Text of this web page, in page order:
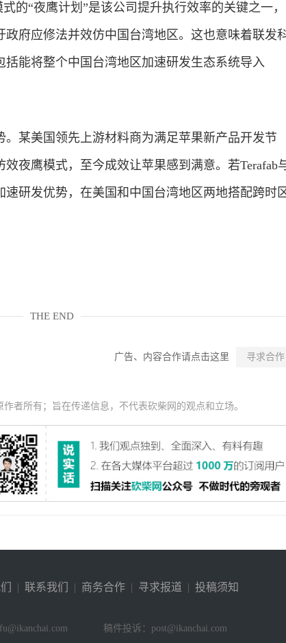
的“夜鹰计划”是该公司提升执行效率的关键之一，
府应修法并效仿中国台湾地区。这也意味着联发
能将整个中国台湾地区加速研发生态系统导入
某美国领先上游材料商为满足苹果新产品开发节
夜鹰模式，至今成效让苹果感到满意。若Terafab
研发优势，在美国和中国台湾地区两地搭配跨时
THE END
广告、内容合作请点击这里 寻求合作
者所有；旨在传递信息，不代表砍柴网的观点和立场。
| 联系我们 | 商务合作 | 寻求报道 | 投稿须知
稿件投诉：post@ikanchai.com